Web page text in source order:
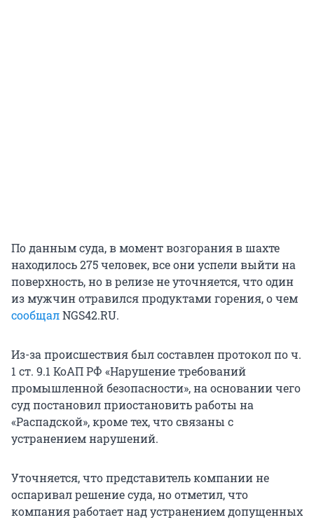
По данным суда, в момент возгорания в шахте
находилось 275 человек, все они успели выйти на
поверхность, но в релизе не уточняется, что один
из мужчин отравился продуктами горения, о чем
сообщалNGS42.RU.
Из-за происшествия был составлен протокол по ч.
1 ст. 9.1 КоАП РФ «Нарушение требований
промышленной безопасности», на основании чего
суд постановил приостановить работы на
«Распадской», кроме тех, что связаны с
устранением нарушений.
Уточняется, что представитель компании не
оспаривал решение суда, но отметил, что
компания работает над устранением допущенных